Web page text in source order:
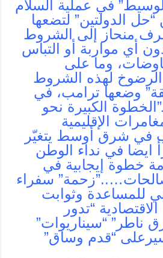
في عملية السلام
الدولتين” لتضعها
منحاز إلى الشروط
أي مواربة أو التباس
وما على
الرضوخ لهذه الشروط
وضعها ترامب، في
الكبيرة نحو
الإقليمية
في شرق أوسط يتغيّر
ايضا في نداء الوطن
خطوة إيجابية في
سفراء
للمساعدة وثوابت
“تدور
ناطر” “سيناريوات”
“قدم وساق”